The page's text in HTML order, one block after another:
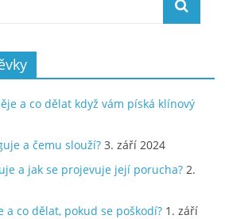
a co dělat když vám píská klínový
a čemu slouží? 3. září 2024
a jak se projevuje její porucha? 2.
a co dělat, pokud se poškodí? 1. září